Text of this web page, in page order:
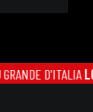
D'ITALIALO